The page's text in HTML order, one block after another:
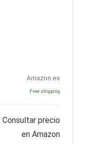
Amazon.es
Free shipping
Consultar precio
en Amazon